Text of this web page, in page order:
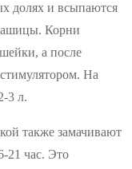
долях и всыпаются
Корни
а после
На
3 л.
также замачивают
21 час. Это